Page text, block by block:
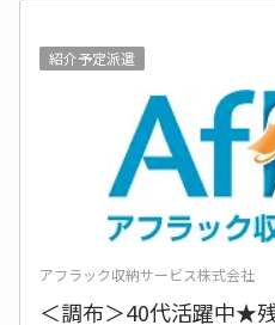
紹介予定派遣
アフラック収納サービス株式会社
＜調布＞40代活躍中★